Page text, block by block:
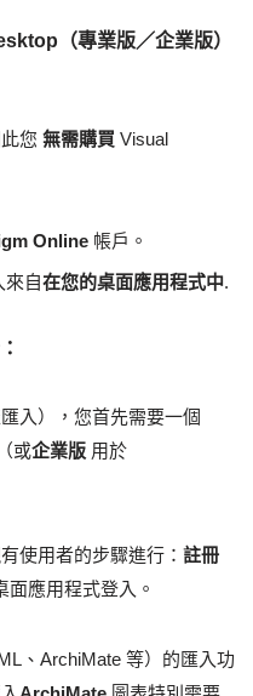
（專業版／企業版）
您 無需購買 Visual
Online 帳戶。
來自在您的桌面應用程式中.
入），您首先需要一個
或企業版 用於
使用者的步驟進行： 註冊
面應用程式登入。
、ArchiMate 等）的匯入功